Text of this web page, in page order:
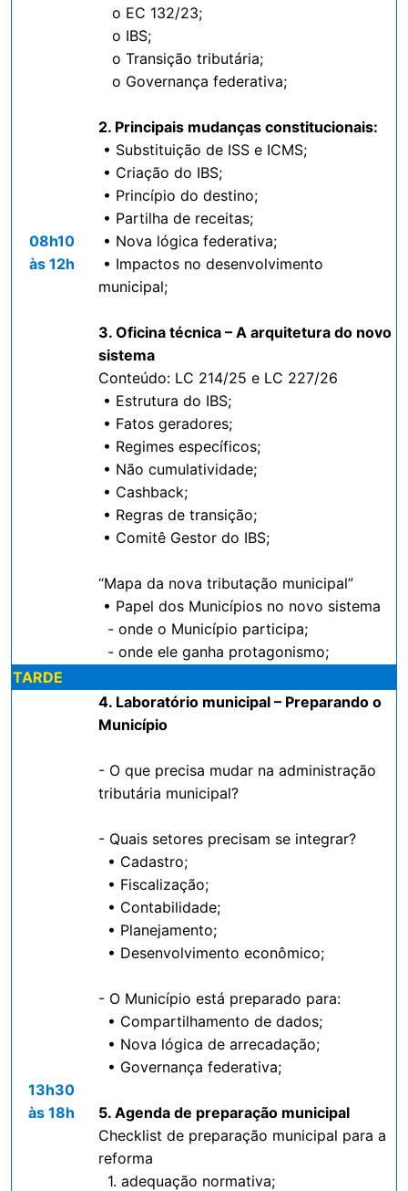
08h10
às 12h
o EC 132/23;
o IBS;
o Transição tributária;
o Governança federativa;
2. Principais mudanças constitucionais:
• Substituição de ISS e ICMS;
• Criação do IBS;
• Princípio do destino;
• Partilha de receitas;
• Nova lógica federativa;
• Impactos no desenvolvimento
municipal;
3. Oficina técnica – A arquitetura do novo
sistema
Conteúdo: LC 214/25 e LC 227/26
• Estrutura do IBS;
• Fatos geradores;
• Regimes específicos;
• Não cumulatividade;
• Cashback;
• Regras de transição;
• Comitê Gestor do IBS;
“Mapa da nova tributação municipal”
• Papel dos Municípios no novo sistema
- onde o Município participa;
- onde ele ganha protagonismo;
TARDE
13h30
às 18h
4. Laboratório municipal – Preparando o
Município
- O que precisa mudar na administração
tributária municipal?
- Quais setores precisam se integrar?
• Cadastro;
• Fiscalização;
• Contabilidade;
• Planejamento;
• Desenvolvimento econômico;
- O Município está preparado para:
• Compartilhamento de dados;
• Nova lógica de arrecadação;
• Governança federativa;
5. Agenda de preparação municipal
Checklist de preparação municipal para a
reforma
1. adequação normativa;